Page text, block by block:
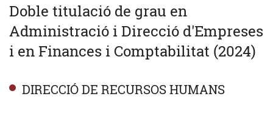
Doble titulació de grau en
Administració i Direcció d'Empreses
i en Finances i Comptabilitat (2024)
DIRECCIÓ DE RECURSOS HUMANS